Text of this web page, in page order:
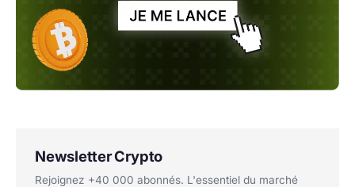
Newsletter Crypto
Rejoignez +40 000 abonnés. L'essentiel du marché